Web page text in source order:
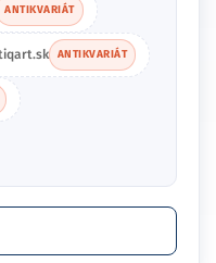
ANTIKVARIÁT
ANTIKVARIÁT